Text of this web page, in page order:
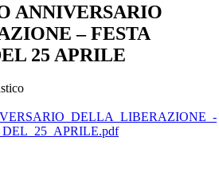
ANNIVERSARIO
– FESTA
25 APRILE